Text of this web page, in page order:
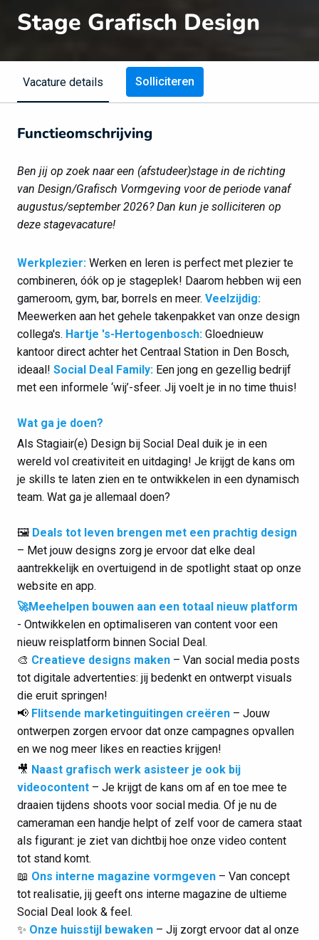
Stage Grafisch Design
Vacature details Solliciteren
Functieomschrijving
Ben jij op zoek naar een (afstudeer)stage in de richting
van Design/Grafisch Vormgeving voor de periode vanaf
augustus/september 2026? Dan kun je solliciteren op
deze stagevacature!
Werkplezier: Werken en leren is perfect met plezier te
combineren, óók op je stageplek! Daarom hebben wij een
gameroom, gym, bar, borrels en meer. Veelzijdig:
Meewerken aan het gehele takenpakket van onze design
collega's. Hartje 's-Hertogenbosch: Gloednieuw
kantoor direct achter het Centraal Station in Den Bosch,
ideaal! Social Deal Family: Een jong en gezellig bedrijf
met een informele ‘wij’-sfeer. Jij voelt je in no time thuis!
Wat ga je doen?
Als Stagiair(e) Design bij Social Deal duik je in een
wereld vol creativiteit en uitdaging! Je krijgt de kans om
je skills te laten zien en te ontwikkelen in een dynamisch
team. Wat ga je allemaal doen?
🖼️ Deals tot leven brengen met een prachtig design
– Met jouw designs zorg je ervoor dat elke deal
aantrekkelijk en overtuigend in de spotlight staat op onze
website en app.
🚀Meehelpen bouwen aan een totaal nieuw platform
- Ontwikkelen en optimaliseren van content voor een
nieuw reisplatform binnen Social Deal.
🎨 Creatieve designs maken – Van social media posts
tot digitale advertenties: jij bedenkt en ontwerpt visuals
die eruit springen!
📢 Flitsende marketinguitingen creëren – Jouw
ontwerpen zorgen ervoor dat onze campagnes opvallen
en we nog meer likes en reacties krijgen!
🎥 Naast grafisch werk asisteer je ook bij
videocontent – Je krijgt de kans om af en toe mee te
draaien tijdens shoots voor social media. Of je nu de
cameraman een handje helpt of zelf voor de camera staat
als figurant: je ziet van dichtbij hoe onze video content
tot stand komt.
📖 Ons interne magazine vormgeven – Van concept
tot realisatie, jij geeft ons interne magazine de ultieme
Social Deal look & feel.
✨ Onze huisstijl bewaken – Jij zorgt ervoor dat al onze